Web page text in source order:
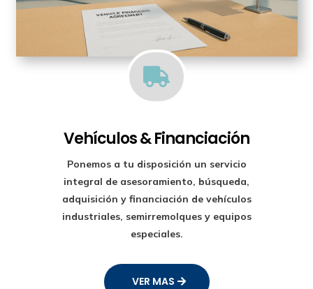

Vehículos & Financiación
Ponemos a tu disposición un servicio
integral de asesoramiento, búsqueda,
adquisición y financiación de vehículos
industriales, semirremolques y equipos
especiales.
VER MAS